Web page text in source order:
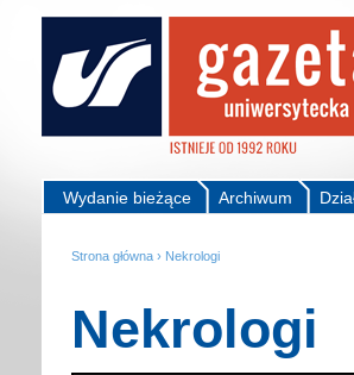
Archiwum
Wydanie bieżące
Strona główna › Nekrologi
Nekrologi